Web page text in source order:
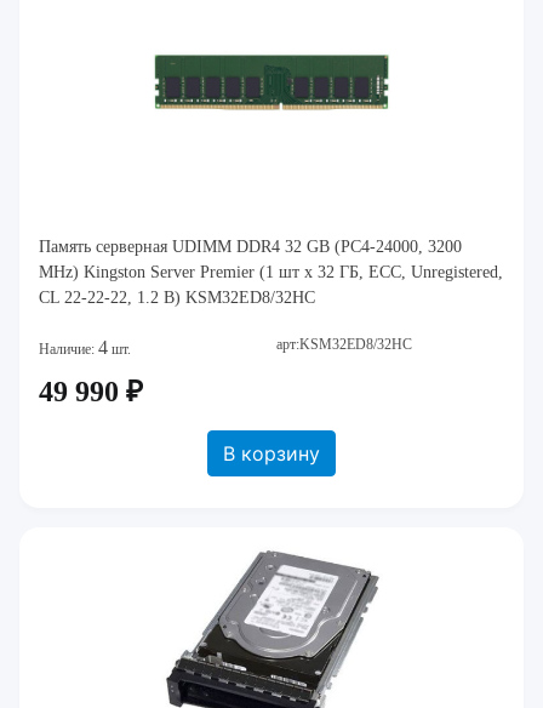
Память серверная UDIMM DDR4 32 GB (PC4-24000, 3200
MHz) Kingston Server Premier (1 шт x 32 ГБ, ECC, Unregistered,
CL 22-22-22, 1.2 В) KSM32ED8/32HC
Наличие: 4 шт. арт:KSM32ED8/32HC
49 990 ₽
В корзину